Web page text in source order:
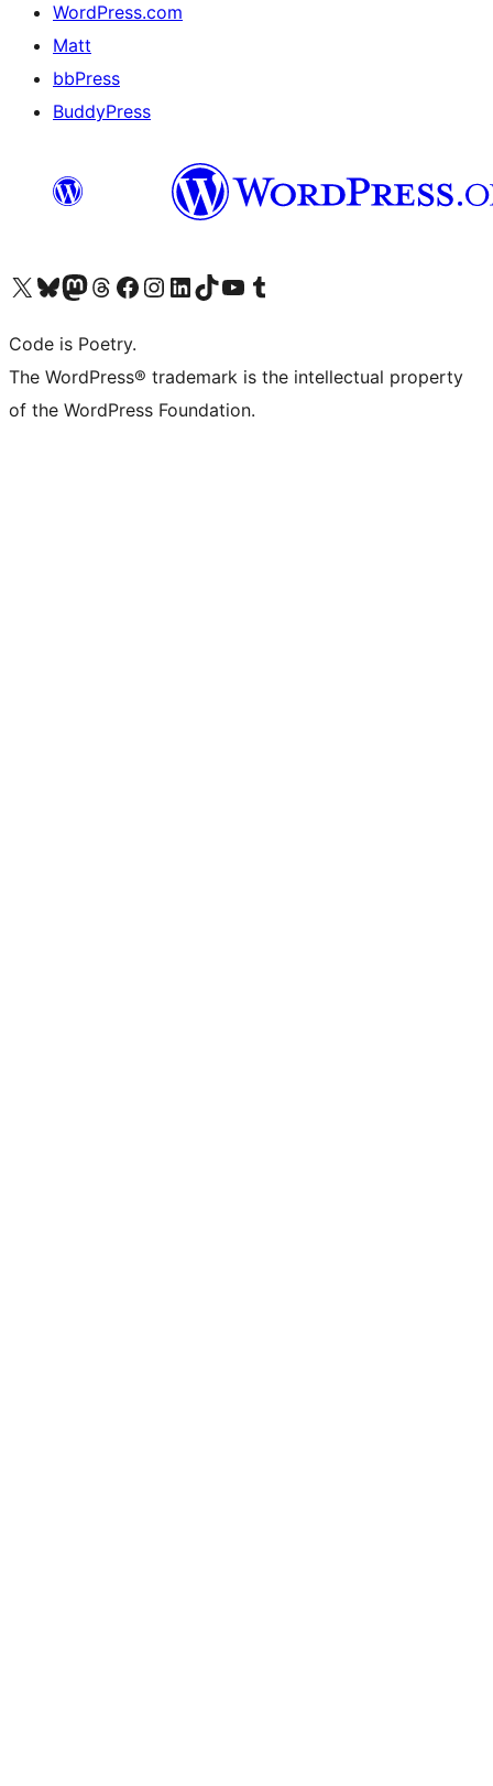
WordPress.com
Matt
bbPress
BuddyPress
Navštivte náš účet na X (dříve Twitter)
Navštivte náš Bluesky účetNavštivte náš účet Mastodon
Navštivte náš Threads účetNavštivte naši stránku na Facebooku
Navštivte náš Instagram účetNavštivte náš LinkedIn účetNavštivte náš TikTok účetNavštivte náš YouTube kanálNavštivte náš Tumblr účet
Code is Poetry.
The WordPress® trademark is the intellectual property
of the WordPress Foundation.